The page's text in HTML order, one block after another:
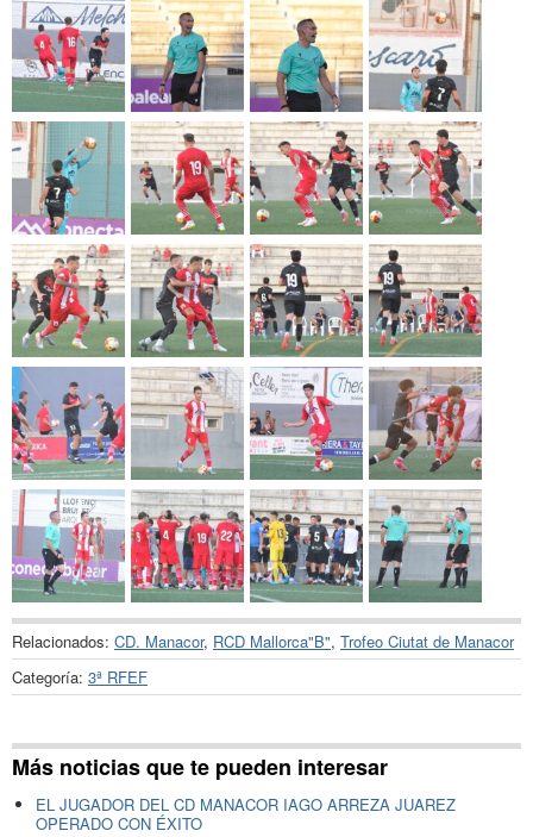
Relacionados: CD. Manacor, RCD Mallorca"B", Trofeo Ciutat de Manacor
Categoría: 3ª RFEF
Más noticias que te pueden interesar
EL JUGADOR DEL CD MANACOR IAGO ARREZA JUAREZ
OPERADO CON ÉXITO